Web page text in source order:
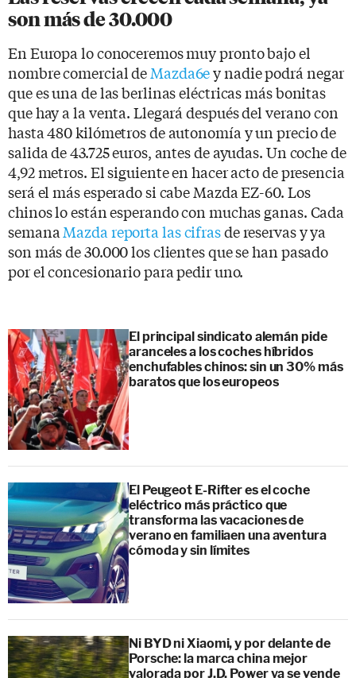
son más de 30.000
En Europa lo conoceremos muy pronto bajo el
nombre comercial deMazda6ey nadie podrá negar
que es una de las berlinas eléctricas más bonitas
que hay a la venta. Llegará después del verano con
hasta 480 kilómetros de autonomía y un precio de
salida de 43.725 euros, antes de ayudas. Un coche de
4,92 metros. El siguiente en hacer acto de presencia
será el más esperado si cabe Mazda EZ-60. Los
chinos lo están esperando con muchas ganas. Cada
semana Mazda reporta las cifrasde reservas y ya
son más de 30.000 los clientes que se han pasado
por el concesionario para pedir uno.
El principal sindicato alemán pide
aranceles a los coches híbridos
enchufables chinos: sin un 30% más
baratos que los europeos
El Peugeot E-Rifter es el coche
eléctrico más práctico que
transforma las vacaciones de
verano en familiaen una aventura
cómoda y sin límites
Ni BYD ni Xiaomi, y por delante de
Porsche: la marca china mejor
valorada por J.D. Power ya se vende